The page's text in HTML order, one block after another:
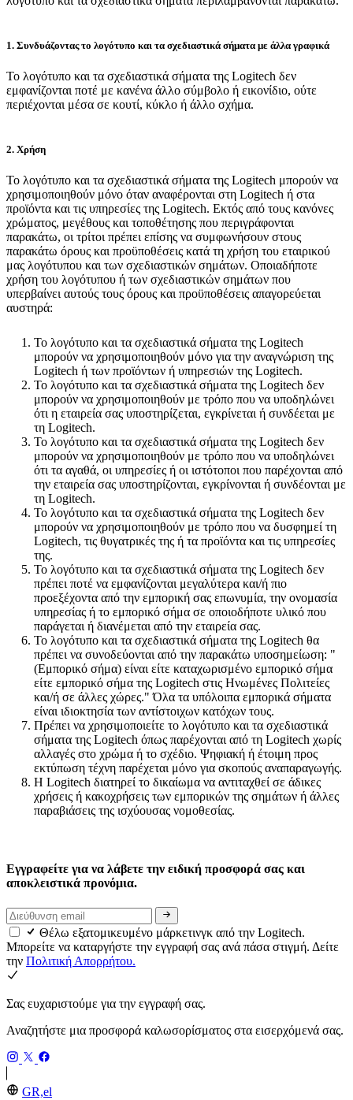
1. Συνδυάζοντας το λογότυπο και τα σχεδιαστικά σήματα με άλλα γραφικά
Το λογότυπο και τα σχεδιαστικά σήματα της Logitech δεν
εμφανίζονται ποτέ με κανένα άλλο σύμβολο ή εικονίδιο, ούτε
περιέχονται μέσα σε κουτί, κύκλο ή άλλο σχήμα.
2. Χρήση
Το λογότυπο και τα σχεδιαστικά σήματα της Logitech μπορούν να
χρησιμοποιηθούν μόνο όταν αναφέρονται στη Logitech ή στα
προϊόντα και τις υπηρεσίες της Logitech. Εκτός από τους κανόνες
χρώματος, μεγέθους και τοποθέτησης που περιγράφονται
παρακάτω, οι τρίτοι πρέπει επίσης να συμφωνήσουν στους
παρακάτω όρους και προϋποθέσεις κατά τη χρήση του εταιρικού
μας λογότυπου και των σχεδιαστικών σημάτων. Οποιαδήποτε
χρήση του λογότυπου ή των σχεδιαστικών σημάτων που
υπερβαίνει αυτούς τους όρους και προϋποθέσεις απαγορεύεται
αυστηρά:
Το λογότυπο και τα σχεδιαστικά σήματα της Logitech
μπορούν να χρησιμοποιηθούν μόνο για την αναγνώριση της
Logitech ή των προϊόντων ή υπηρεσιών της Logitech.
Το λογότυπο και τα σχεδιαστικά σήματα της Logitech δεν
μπορούν να χρησιμοποιηθούν με τρόπο που να υποδηλώνει
ότι η εταιρεία σας υποστηρίζεται, εγκρίνεται ή συνδέεται με
τη Logitech.
Το λογότυπο και τα σχεδιαστικά σήματα της Logitech δεν
μπορούν να χρησιμοποιηθούν με τρόπο που να υποδηλώνει
ότι τα αγαθά, οι υπηρεσίες ή οι ιστότοποι που παρέχονται από
την εταιρεία σας υποστηρίζονται, εγκρίνονται ή συνδέονται με
τη Logitech.
Το λογότυπο και τα σχεδιαστικά σήματα της Logitech δεν
μπορούν να χρησιμοποιηθούν με τρόπο που να δυσφημεί τη
Logitech, τις θυγατρικές της ή τα προϊόντα και τις υπηρεσίες
της.
Το λογότυπο και τα σχεδιαστικά σήματα της Logitech δεν
πρέπει ποτέ να εμφανίζονται μεγαλύτερα και/ή πιο
προεξέχοντα από την εμπορική σας επωνυμία, την ονομασία
υπηρεσίας ή το εμπορικό σήμα σε οποιοδήποτε υλικό που
παράγεται ή διανέμεται από την εταιρεία σας.
Το λογότυπο και τα σχεδιαστικά σήματα της Logitech θα
πρέπει να συνοδεύονται από την παρακάτω υποσημείωση: "
(Εμπορικό σήμα) είναι είτε καταχωρισμένο εμπορικό σήμα
είτε εμπορικό σήμα της Logitech στις Ηνωμένες Πολιτείες
και/ή σε άλλες χώρες." Όλα τα υπόλοιπα εμπορικά σήματα
είναι ιδιοκτησία των αντίστοιχων κατόχων τους.
Πρέπει να χρησιμοποιείτε το λογότυπο και τα σχεδιαστικά
σήματα της Logitech όπως παρέχονται από τη Logitech χωρίς
αλλαγές στο χρώμα ή το σχέδιο. Ψηφιακή ή έτοιμη προς
εκτύπωση τέχνη παρέχεται μόνο για σκοπούς αναπαραγωγής.
Η Logitech διατηρεί το δικαίωμα να αντιταχθεί σε άδικες
χρήσεις ή κακοχρήσεις των εμπορικών της σημάτων ή άλλες
παραβιάσεις της ισχύουσας νομοθεσίας.
Εγγραφείτε για να λάβετε την ειδική προσφορά σας και
αποκλειστικά προνόμια.
Θέλω εξατομικευμένο μάρκετινγκ από την Logitech.
Μπορείτε να καταργήστε την εγγραφή σας ανά πάσα στιγμή. Δείτε
την Πολιτική Απορρήτου.
Σας ευχαριστούμε για την εγγραφή σας.
Αναζητήστε μια προσφορά καλωσορίσματος στα εισερχόμενά σας.
GR,el